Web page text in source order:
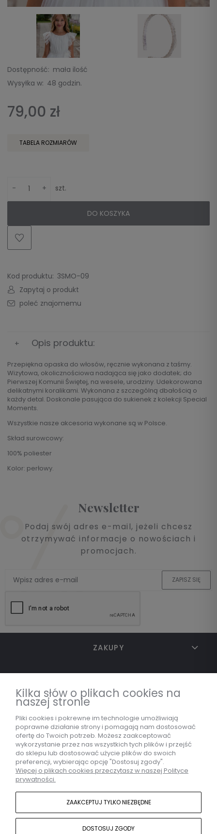
Dostępność: mała ilość
Wysyłka w: 48 godzin.
79,00 zł
TABELA ROZMIARÓW
- + szt.
DO KOSZYKA
Kod produktu: 3SMO-09
Zapytaj o produkt
poleć znajomemu
Opis produktu:
Przepiękna opaska do włosów, ręcznie wykonana z taśmy.
Wizytowa, okolicznościowa nadająca się jako dodatek; do
Pierwszej Komunii Świętej, na wesele, urodziny. Udekorowana
delikatnymi koralikami. Wykonana z szczególną dbałością o
każdy detal. Doskonale pasująca do sukienek z kolekcji Special
Moments.
Wszystkie nasze akcesoria wykonane są w Polsce.
Skład surowcowy:
100% poliester
Kolor: perłowy.
Newsletter
Podaj swój adres e-mail, jeżeli chcesz
otrzymywać informacje o nowościach i
promocjach.
ZAPISZ SIĘ
ZAKUPY
INFORMACJE
MARKA
Kilka słów o plikach cookies na
naszej stronie
Pliki cookies i pokrewne im technologie umożliwiają
poprawne działanie strony i pomagają nam dostosować
ofertę do Twoich potrzeb. Możesz zaakceptować
wykorzystanie przez nas wszystkich tych plików i przejść
do sklepu lub dostosować użycie plików do swoich
preferencji, wybierając opcję "Dostosuj zgody".
Więcej o plikach cookies przeczytasz w naszej Polityce
prywatności.
ZAAKCEPTUJ TYLKO NIEZBĘDNE
DOSTOSUJ ZGODY